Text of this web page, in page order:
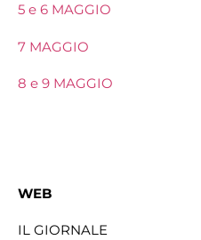
5 e 6 MAGGIO
7 MAGGIO
8 e 9 MAGGIO
WEB
IL GIORNALE